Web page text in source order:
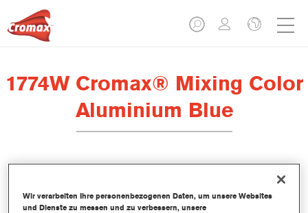
1774W Cromax® Mixing Color
Aluminium Blue
Dieses wasserbasierte Mischlackkonzentrat ist Teil des Cromax
Basislacksystems.
Wir verarbeiten Ihre personenbezogenen Daten, um unsere Websites
und Dienste zu messen und zu verbessern, unsere